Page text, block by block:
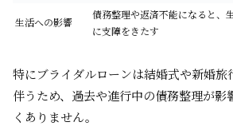
生活への影響
債務整理や返済不能になると、
に支障をきたす
特にブライダルローンは結婚式や新婚旅
伴うため、過去や進行中の債務整理が影
くありません。